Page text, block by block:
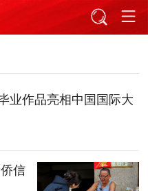
业作品亮相中国国际大
信